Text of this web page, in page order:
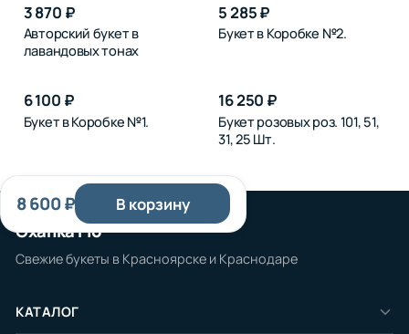
3 870 ₽
Авторский букет в
лавандовых тонах
5 285 ₽
Букет в Коробке №2.
6 100 ₽
Букет в Коробке №1.
16 250 ₽
Букет розовых роз. 101, 51,
31, 25 Шт.
8 600 ₽ В корзину
Охапка Flo
Свежие букеты в Красноярске и Краснодаре
КАТАЛОГ